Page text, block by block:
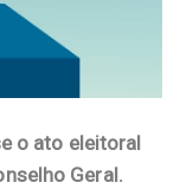
o ato eleitoral
Geral.